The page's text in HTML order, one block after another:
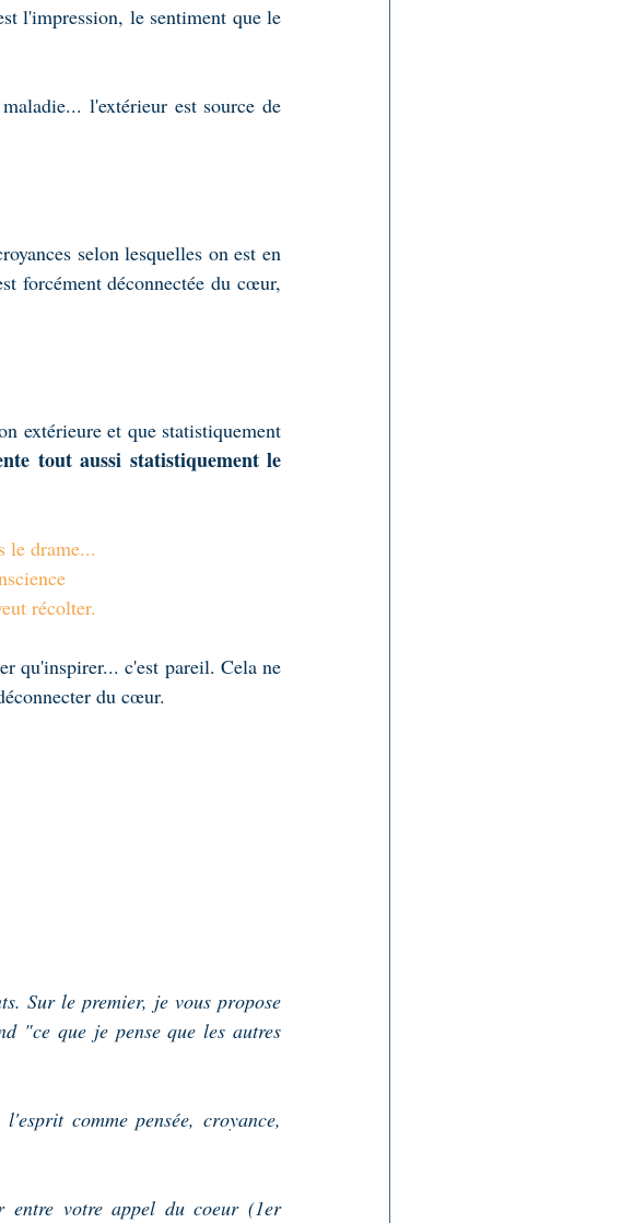
l'impression, le sentiment que le
l'extérieur est source de
selon lesquelles on est en
forcément déconnectée du cœur,
extérieure et que statistiquement
tout aussi statistiquement le
le drame...
récolter.
qu'inspirer... c'est pareil. Cela ne
du cœur.
Sur le premier, je vous propose
"ce que je pense que les autres
comme pensée, croyance,
entre votre appel du coeur (1er